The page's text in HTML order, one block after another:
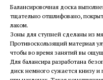
Балансировочная доска
тщательно отшлифовано,
лаком.
Зоны для ступней сделаны из
Противоскользящий материал
чтобы во время занятий вы
Для балансира разработана
диск немного сужается книзу и